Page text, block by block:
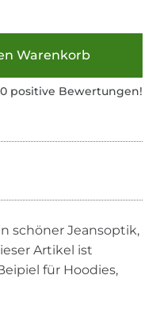
Warenkorb
positive Bewertungen!
schöner Jeansoptik,
Artikel ist
für Hoodies,